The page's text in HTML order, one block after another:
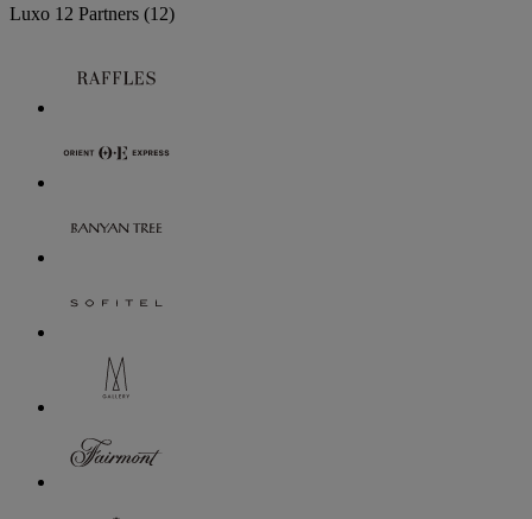
Luxo 12 Partners (12)